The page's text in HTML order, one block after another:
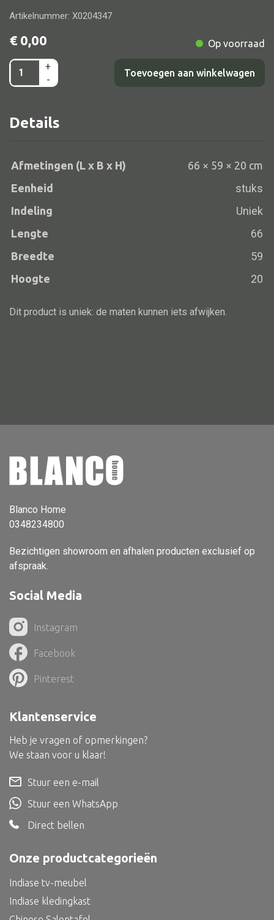
Barstoel
Kinderstoel
Kruk
Stoel overig
Bank gestoffeerd
Bank hout
Bank IJzer
Chaise longues
Poef
Vaas
Object
Schaal
Dienblad
Mand
Deco overig
Alle textiel
Kussen
Tapijt
Alle bouwmateriaal
Artikelnummer: X0204347
€ 0,00 Op voorraad
Urli
brass
aantal
+
-
Toevoegen aan winkelwagen
Details
Afmetingen (L x B x H)
66 × 59 × 20 cm
Eenheid
stuks
Indeling Uniek
Lengte 66
Breedte 59
Hoogte 20
Dit product is uniek: de maten kunnen iets afwijken.
Blanco Home
0348234800
Bezichtigen showroom en afhalen producten exclusief op
afspraak.
Social Media
Instagram
Facebook
Pinterest
Onze productcategorieën
Indiase tv-meubel
Indiase kledingkast
Klantenservice
Heb je vragen of opmerkingen?
We staan voor u klaar!
Stuur een e-mail
Stuur een WhatsApp
Direct bellen